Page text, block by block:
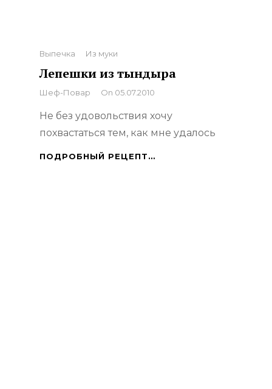
Categories
Выпечка Из муки
Лепешки из тындыра
By
Шеф-Повар On 05.07.2010
Не без удовольствия хочу
похвастаться тем, как мне удалось
ПОДРОБНЫЙ РЕЦЕПТ…